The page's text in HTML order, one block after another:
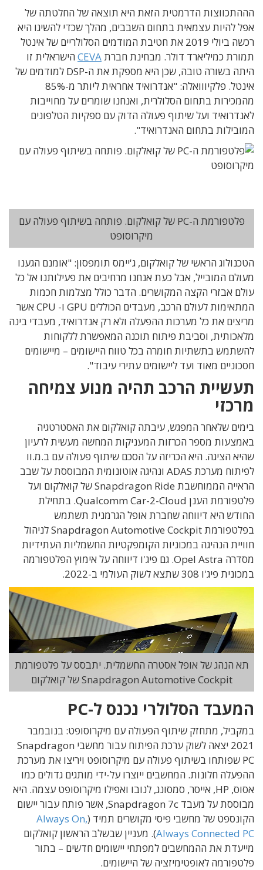
הההתכווצות הדרמטית הזאת היא תוצאה של החלטתה של
אפל להיות עצמאית בתחום השבבים, מהלך שכדי להשיגו היא
רכשה ביולי 2019 את חטיבת המודמים הסלולריים של אינטל
תמורת כמיליארד דולר. מבחינת חברת CEVA הישראלית זו
היתה בשורה טובה, שכן היא מספקת את ה-DSP למודמים של
אינטל. פלקיווואלה: "אנדרואיד אחראית ליותר מ-85%
מהמכירות בתחום הסלולרית, ואנחנו שומרים על מחוייבות
לאנדרואיד ועל שיתוף פעולה הדוק עם ספקיות הטלפונים
המובילות בתחום האנדרואיד".
פלטפורמת ה-PC של קואלקום. פותחה בשיתוף פעולה עם
מיקרוסופט
הטכנולוג הראשי של קואלקום, ג'יימס תומפסון: "אומנם הגענו
מעולם המובייל, אבל כעת אנחנו מרחיבים את פעילותנו אל כל
עולם אבזרי הקצה המקושרים. הדבר כולל מצלמות חכמות
המתאימות לעולם הרכב, מעבדים הכוללים GPU ו- CPU אשר
מריצים את כל מערכות ההפעלה ולא רק אנדרואיד, מעבדי בינה
מלאכותית, וסביבת פיתוח תוכנה המאפשרת ללקוחות
להשתמש בתשתיות חומרה בכל טווח היישומים – מיישומים
חסכוניים מאוד ועד ליישומים עתירי עיבוד".
תעשיית הרכב תהיה מנוע צמיחה
מרכזי
בימים שלאחר המפגש, עיבתה קואלקום את האסטרטגיה
באמצעות מספר הכרזות המעניקות המחשה מעשית לרעיון
שהיא הציגה. היא הכריזה על הסכם שיתוף פעולה עם ב.מ.וו
לפיתוח מערכת ADAS ונהיגה אוטונומית המבוססת על שבב
הראייה הממוחשבת Snapdragon Ride של קואלקום ועל
פלטפורמת הענן Qualcomm Car-2-Cloud. בתחילת
החודש היא דיווחה שחברת אופל הגרמנית תשתמש
בפלטפורמת Snapdragon Automotive Cockpit לניהול
חוויית הנהיגה במכוניות הקומפקטיות החשמליות העתידיות
מסדרה Opel Astra. גם פיג'ו דיווחה על אימוץ הפלטפורמה
במכונית פיג'ו 308 שתצא לשוק העולמי ב-2022.
תא הנהג של אופל אסטרה החשמלית. יתבסס על פלטפורמת
Snapdragon Automotive Cockpit של קואלקום
המעבד הסלולרי נכנס ל-PC
במקביל, מתחזק שיתוף הפעולה עם מיקרוסופט: בנובמבר
2021 יצאה לשוק ערכת הפיתוח עבור מחשבי Snapdragon
PC שפותחו בשיתוף פעולה עם מיקרוסופט ויריצו את מערכת
ההפעלה חלונות. המחשבים ייוצרו על-ידי מותגים גדולים כמו
אסוס, HP, אייסר, סמסונג, לנובו ואפילו מיקרוסופט עצמה. היא
מבוססת על מעבד Snapdragon 7c, אשר פותח עבור יישום
הקונספט של מחשבי פיסי מקושרים תמיד (Always On,
Always Connected PC). מעניין שבשלב הראשון קואלקום
מייעדת את ההמחשבים למפתחי יישומים חדשים – בתור
פלטפורמה לאופטימיזציה של היישומים.